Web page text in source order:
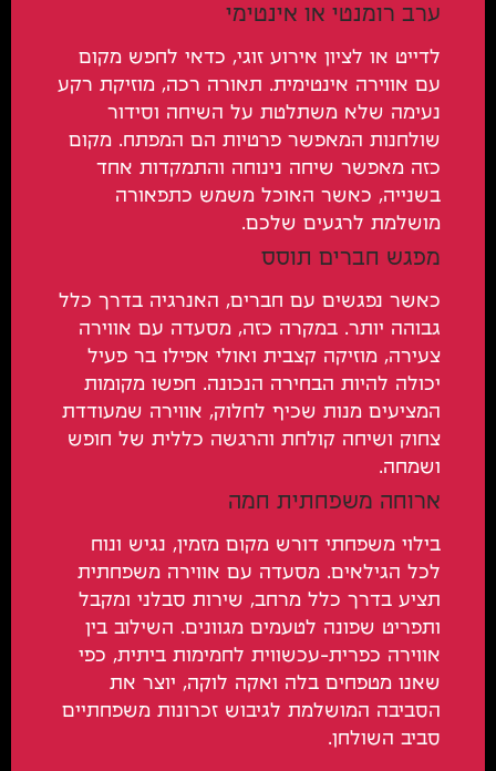
ערב רומנטי או אינטימי
לדייט או לציון אירוע זוגי, כדאי לחפש מקום
עם אווירה אינטימית. תאורה רכה, מוזיקת רקע
נעימה שלא משתלטת על השיחה וסידור
שולחנות המאפשר פרטיות הם המפתח. מקום
כזה מאפשר שיחה נינוחה והתמקדות אחד
בשנייה, כאשר האוכל משמש כתפאורה
מושלמת לרגעים שלכם.
מפגש חברים תוסס
כאשר נפגשים עם חברים, האנרגיה בדרך כלל
גבוהה יותר. במקרה כזה, מסעדה עם אווירה
צעירה, מוזיקה קצבית ואולי אפילו בר פעיל
יכולה להיות הבחירה הנכונה. חפשו מקומות
המציעים מנות שכיף לחלוק, אווירה שמעודדת
צחוק ושיחה קולחת והרגשה כללית של חופש
ושמחה.
ארוחה משפחתית חמה
בילוי משפחתי דורש מקום מזמין, נגיש ונוח
לכל הגילאים. מסעדה עם אווירה משפחתית
תציע בדרך כלל מרחב, שירות סבלני ומקבל
ותפריט שפונה לטעמים מגוונים. השילוב בין
אווירה כפרית-עכשווית לחמימות ביתית, כפי
שאנו מטפחים בלה ואקה לוקה, יוצר את
הסביבה המושלמת לגיבוש זכרונות משפחתיים
סביב השולחן.